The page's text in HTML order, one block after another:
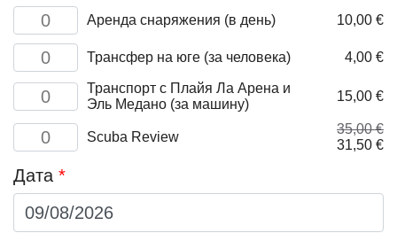
4
days
10
dives
/
days
Количество
товара
Gear
rental
(per
Аренда снаряжения (в день) 10,00 €
Количество
товара
Pick
in
the
South
person)
Трансфер на юге (за человека) 4,00 €
Количество
товара
Pick
from
Playa
La
Arena
and
El
Транспорт с Плайя Ла Арена и
Эль Медано (за машину)
15,00 €
Количество
товара
Review
Scuba Review
35,00€
35,00 €.
31,50 €
Дата *